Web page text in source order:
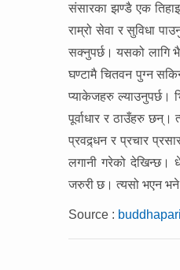
संसारका झण्डै एक
राम्रो सेवा र सुविधा
सक्नुपर्छ। यसको लागि
घण्टामै चितवन पुग्न
प्याकेजहरु ल्याउनुपर्छ।
पूर्वाधार र ठाउँहरु
प्रवद्र्धन र प्रचार
लगानी गरेको देखिन्छ।
जरुरी छ। त्यसो भएन
Source :